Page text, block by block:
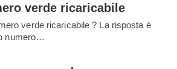
verde ricaricabile
verde ricaricabile ? La risposta è
numero…